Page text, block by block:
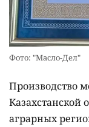
Фото: "Масло-Дел"
Производство
Казахстанской
аграрных